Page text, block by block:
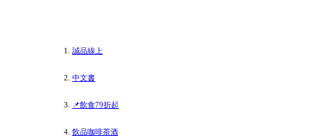
誠品線上
中文書
📌飲食79折起
飲品咖啡茶酒